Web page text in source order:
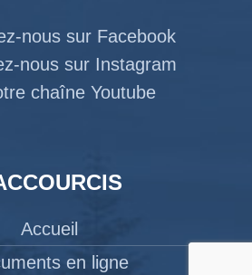
nous sur Facebook
nous sur Instagram
chaîne Youtube
Accueil
en ligne